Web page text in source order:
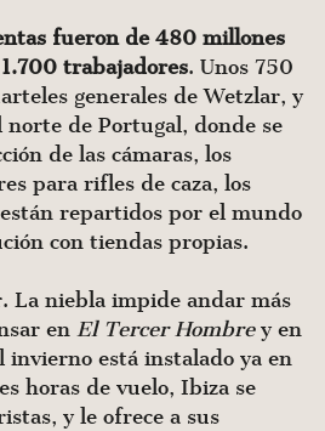
fueron de 480 millones
trabajadores. Unos 750
generales de Wetzlar, y
norte de Portugal, donde se
de las cámaras, los
para rifles de caza, los
repartidos por el mundo
con tiendas propias.
La niebla impide andar más
en El Tercer Hombrey en
invierno está instalado ya en
horas de vuelo, Ibiza se
y le ofrece a sus